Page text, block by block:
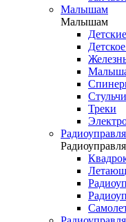
Малышам
Малышам
Треки